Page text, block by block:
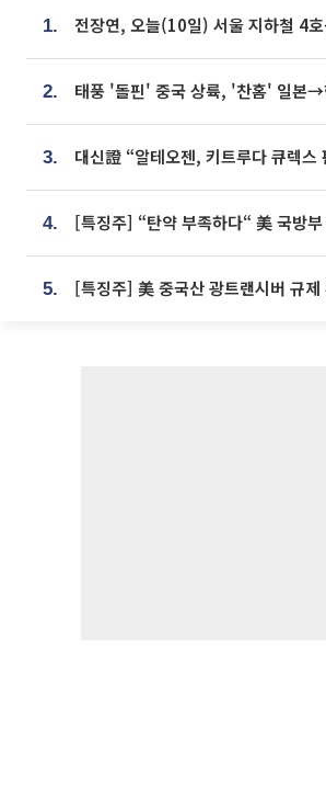
1.
2.
3.
4.
5.